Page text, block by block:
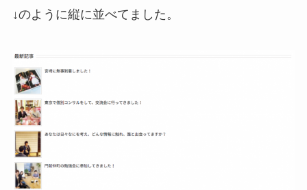
↓のように縦に並べてました。